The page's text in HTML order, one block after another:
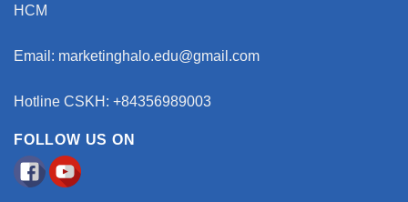
HCM
Email: marketinghalo.edu@gmail.com
Hotline CSKH: +84356989003
FOLLOW US ON